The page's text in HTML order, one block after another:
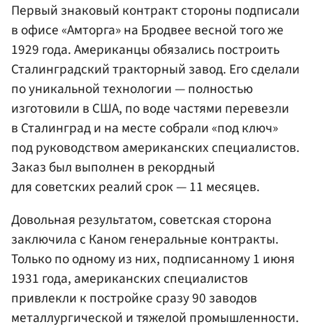
Первый знаковый контракт стороны подписали
в офисе «Амторга» на Бродвее весной того же
1929 года. Американцы обязались построить
Сталинградский тракторный завод. Его сделали
по уникальной технологии — полностью
изготовили в США, по воде частями перевезли
в Сталинград и на месте собрали «под ключ»
под руководством американских специалистов.
Заказ был выполнен в рекордный
для советских реалий срок — 11 месяцев.
Довольная результатом, советская сторона
заключила с Каном генеральные контракты.
Только по одному из них, подписанному 1 июня
1931 года, американских специалистов
привлекли к постройке сразу 90 заводов
металлургической и тяжелой промышленности.